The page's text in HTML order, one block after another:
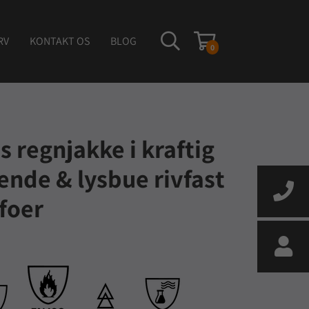
0
KONTAKT OS BLOG
regnjakke i kraftig
& lysbue rivfast